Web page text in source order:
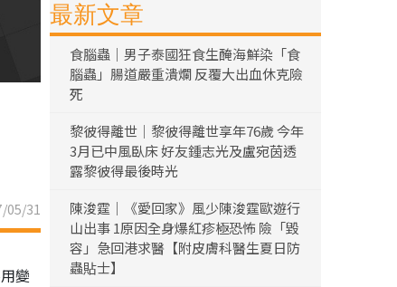
05/31
變
最新文章
食腦蟲｜男子泰國狂食生醃海鮮染「食
腦蟲」腸道嚴重潰爛 反覆大出血休克險
死
黎彼得離世｜黎彼得離世享年76歲 今年
3月已中風臥床 好友鍾志光及盧宛茵透
露黎彼得最後時光
陳浚霆｜《愛回家》風少陳浚霆歐遊行
山出事 1原因全身爆紅疹極恐怖 險「毀
容」急回港求醫【附皮膚科醫生夏日防
蟲貼士】